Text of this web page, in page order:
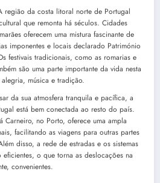
região da costa litoral norte de Portugal
que remonta há séculos. Cidades
oferecem uma mistura fascinante de
imponentes e locais declarado Património
festivais tradicionais, como as romarias e
são uma parte importante da vida nesta
música e tradição.
da sua atmosfera tranquila e pacífica, a
está bem conectada ao resto do país.
Carneiro, no Porto, oferece uma ampla
facilitando as viagens para outras partes
disso, a rede de estradas e os sistemas
o que torna as deslocações na
convenientes.